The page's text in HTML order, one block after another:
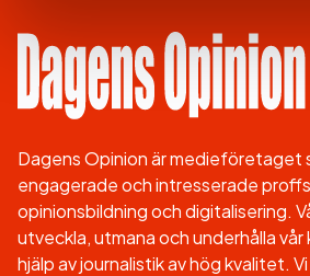
Dagens Opinion är medieföretaget
engagerade och intresserade
opinionsbildning och digitalisering.
utveckla, utmana och underhålla vår
hjälp av journalistik av hög kvalitet.